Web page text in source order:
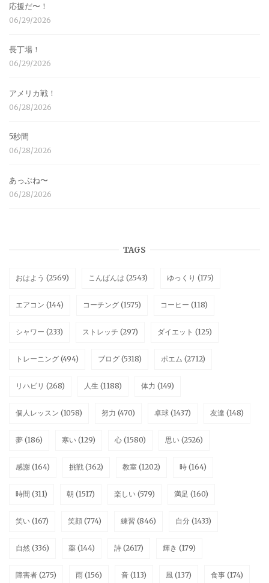
応援だ〜！
06/29/2026
長丁場！
06/29/2026
アメリカ戦！
06/28/2026
5秒間
06/28/2026
あっぶね〜
06/28/2026
TAGS
おはよう (2569) こんばんは (2543) ゆっくり (175)
エアコン (144) コーチング (1575) コーヒー (118)
シャワー (233) ストレッチ (297) ダイエット (125)
トレーニング (494) ブログ (5318) ポエム (2712)
リハビリ (268) 人生 (1188) 体力 (149)
個人レッスン (1058) 努力 (470) 卓球 (1437) 友達 (148)
夢 (186) 寒い (129) 心 (1580) 思い (2526)
感謝 (164) 挑戦 (362) 教室 (1202) 時 (164)
時間 (311) 朝 (1517) 楽しい (579) 満足 (160)
笑い (167) 笑顔 (774) 練習 (846) 自分 (1433)
自然 (336) 薬 (144) 詩 (2617) 輝き (179)
障害者 (275) 雨 (156) 音 (113) 風 (137) 食事 (174)